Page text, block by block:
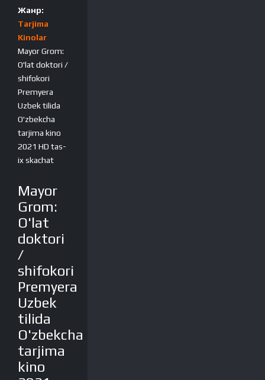
Жанр:
Tarjima
Kinolar
Mayor Grom:
O'lat doktori /
shifokori
Premyera
Uzbek tilida
O'zbekcha
tarjima kino
2021 HD tas-
ix skachat
Mayor
Grom:
O'lat
doktori
/
shifokori
Premyera
Uzbek
tilida
O'zbekcha
tarjima
kino